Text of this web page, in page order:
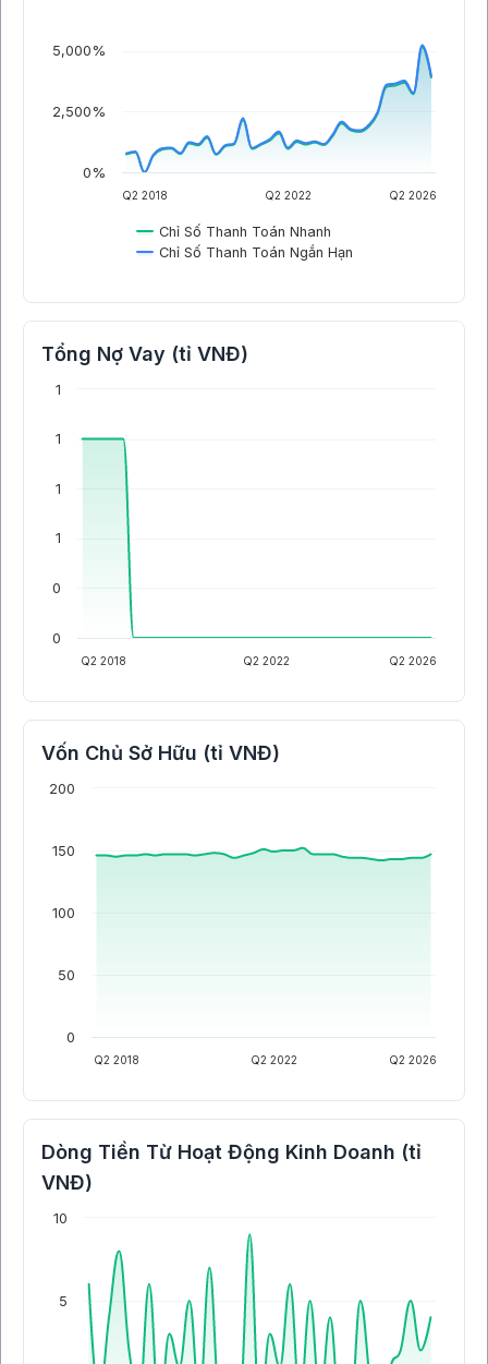
Chỉ Số Thanh Toán Nhanh
Chỉ Số Thanh Toán Ngắn Hạn
Q2 2018 Q2 2022 Q2 2026
0%
2,500%
5,000%
Tổng Nợ Vay (tỉ VNĐ)
Q2 2018 Q2 2022 Q2 2026
0
0
1
1
1
1
Vốn Chủ Sở Hữu (tỉ VNĐ)
Q2 2018 Q2 2022 Q2 2026
0
50
100
150
200
Dòng Tiền Từ Hoạt Động Kinh Doanh (tỉ
VNĐ)
5
10